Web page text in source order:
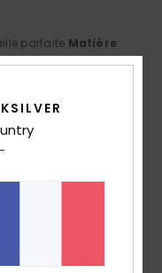
parfaite Matière: